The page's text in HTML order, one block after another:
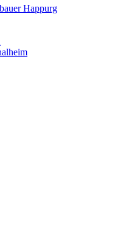
Happurg